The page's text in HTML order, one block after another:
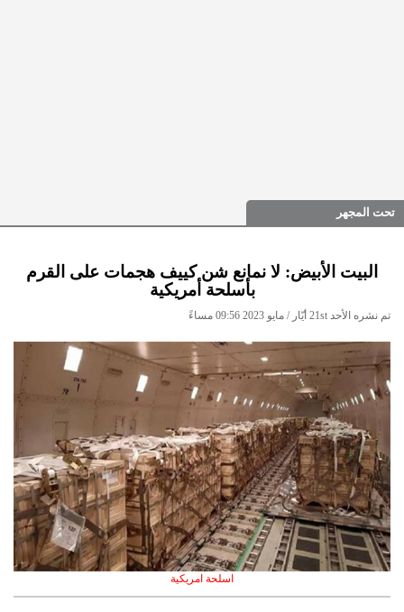
تحت المجهر
البيت الأبيض: لا نمانع شن كييف هجمات على القرم
بأسلحة أمريكية
تم نشره الأحد 21st أيّار / مايو 2023 09:56 مساءً
اسلحة امريكية